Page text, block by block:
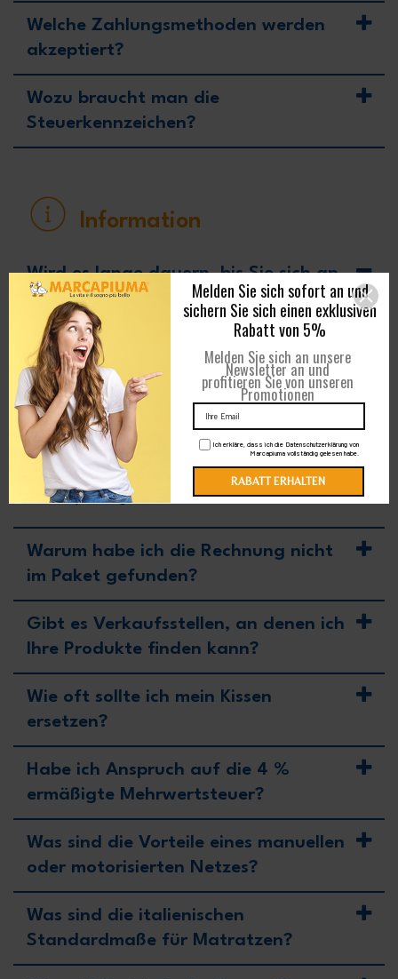
Welche Zahlungsmethoden werden
akzeptiert?
Wozu braucht man die
Steuerkennzeichen?
Information
Wird es lange dauern, bis Sie sich an
die neu gekaufte Matratze gewöhnt
haben?
Eine neue Matratze braucht immer eine
Eingewöhnungszeit, am Anfang kann es sein, dass
sie einen „neuen“ Geruch hat, der aber bald
verfliegt. Es ist normal, dass Sie ein paar Tage
brauchen, um sich an Ihre neue Matratze zu
gewöhnen, insbesondere wenn Sie ein anderes
Schlafsystem gewohnt sind.
Warum habe ich die Rechnung nicht
im Paket gefunden?
Gibt es Verkaufsstellen, an denen ich
Ihre Produkte finden kann?
Wie oft sollte ich mein Kissen
ersetzen?
Habe ich Anspruch auf die 4 %
ermäßigte Mehrwertsteuer?
Was sind die Vorteile eines manuellen
oder motorisierten Netzes?
Was sind die italienischen
Standardmaße für Matratzen?